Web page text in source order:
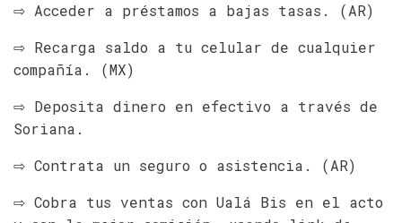
⇨ Acceder a préstamos a bajas tasas. (AR)
⇨ Recarga saldo a tu celular de cualquier
compañía. (MX)
⇨ Deposita dinero en efectivo a través de
Soriana.
⇨ Contrata un seguro o asistencia. (AR)
⇨ Cobra tus ventas con Ualá Bis en el acto